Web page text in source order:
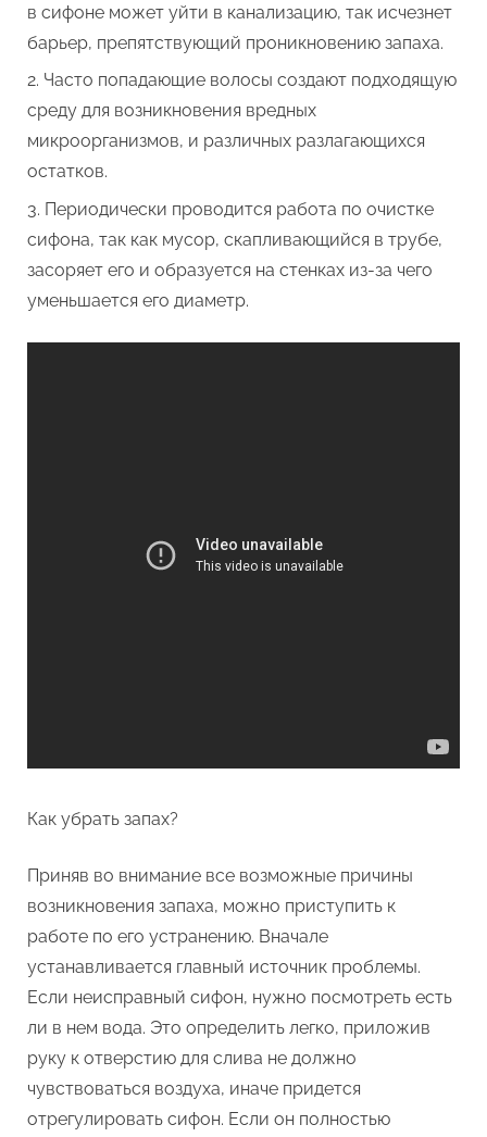
в сифоне может уйти в канализацию, так исчезнет
барьер, препятствующий проникновению запаха.
Часто попадающие волосы создают подходящую
среду для возникновения вредных
микроорганизмов, и различных разлагающихся
остатков.
Периодически проводится работа по очистке
сифона, так как мусор, скапливающийся в трубе,
засоряет его и образуется на стенках из-за чего
уменьшается его диаметр.
Как убрать запах?
Приняв во внимание все возможные причины
возникновения запаха, можно приступить к
работе по его устранению. Вначале
устанавливается главный источник проблемы.
Если неисправный сифон, нужно посмотреть есть
ли в нем вода. Это определить легко, приложив
руку к отверстию для слива не должно
чувствоваться воздуха, иначе придется
отрегулировать сифон. Если он полностью